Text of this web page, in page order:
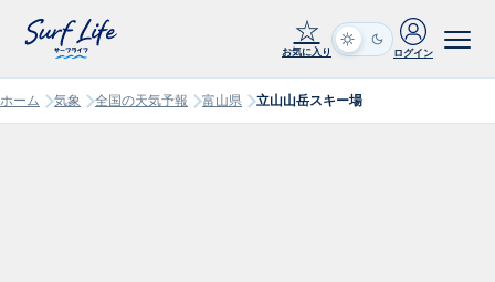
☆
お気に入り ログイン
ホーム 気象 全国の天気予報 富山県 立山山岳スキー場